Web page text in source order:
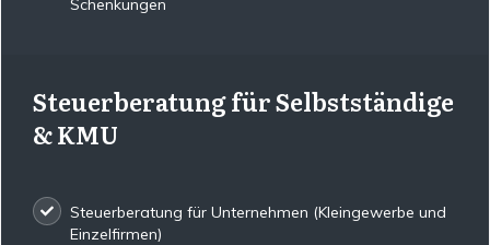
Schenkungen
Steuerberatung für Selbstständige
& KMU
Steuerberatung für Unternehmen (Kleingewerbe und
Einzelfirmen)